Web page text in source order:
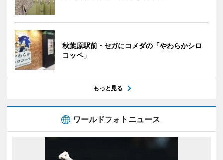
秋葉原駅前・セガにコメダの「やわらかシロ
コッペ」
もっと見る
ワールドフォトニュース